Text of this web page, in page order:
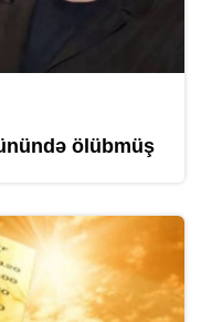
ölübmüş